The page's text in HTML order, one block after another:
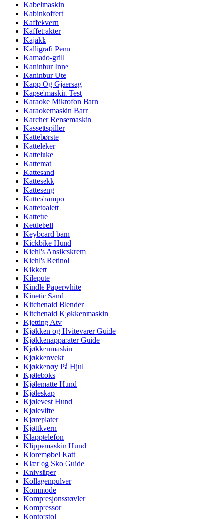
Kabelmaskin
Kabinkoffert
Kaffekvern
Kaffetrakter
Kajakk
Kalligrafi Penn
Kamado-grill
Kaninbur Inne
Kaninbur Ute
Kapp Og Gjaersag
Kapselmaskin Test
Karaoke Mikrofon Barn
Karaokemaskin Barn
Karcher Rensemaskin
Kassettspiller
Kattebørste
Katteleker
Katteluke
Kattemat
Kattesand
Kattesekk
Katteseng
Katteshampo
Kattetoalett
Kattetre
Kettlebell
Keyboard barn
Kickbike Hund
Kiehl's Ansiktskrem
Kiehl's Retinol
Kikkert
Kilepute
Kindle Paperwhite
Kinetic Sand
Kitchenaid Blender
Kitchenaid Kjøkkenmaskin
Kjetting Atv
Kjøkken og Hvitevarer Guide
Kjøkkenapparater Guide
Kjøkkenmaskin
Kjøkkenvekt
Kjøkkenøy På Hjul
Kjøleboks
Kjølematte Hund
Kjøleskap
Kjølevest Hund
Kjølevifte
Kjøreplater
Kjøttkvern
Klapptelefon
Klippemaskin Hund
Kloremøbel Katt
Klær og Sko Guide
Knivsliper
Kollagenpulver
Kommode
Kompresjonsstøvler
Kompressor
Kontorstol